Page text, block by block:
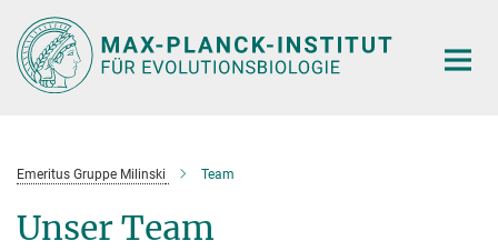
Hauptinhalt
Emeritus Gruppe Milinski Team
Unser Team